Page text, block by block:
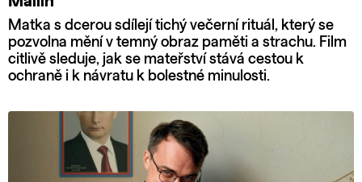
Matka s dcerou sdílejí tichý večerní rituál, který se
pozvolna mění v temný obraz paměti a strachu. Film
citlivě sleduje, jak se mateřství stává cestou k
ochraně i k návratu k bolestné minulosti.